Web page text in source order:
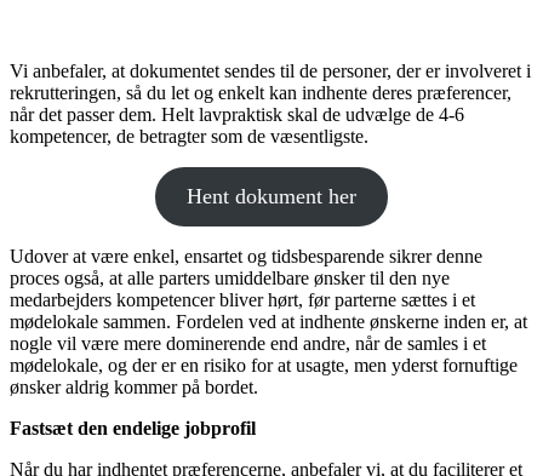
Vi anbefaler, at dokumentet sendes til de personer, der er involveret i
rekrutteringen, så du let og enkelt kan indhente deres præferencer,
når det passer dem. Helt lavpraktisk skal de udvælge de 4-6
kompetencer, de betragter som de væsentligste.
Hent dokument her
Udover at være enkel, ensartet og tidsbesparende sikrer denne
proces også, at alle parters umiddelbare ønsker til den nye
medarbejders kompetencer bliver hørt, før parterne sættes i et
mødelokale sammen. Fordelen ved at indhente ønskerne inden er, at
nogle vil være mere dominerende end andre, når de samles i et
mødelokale, og der er en risiko for at usagte, men yderst fornuftige
ønsker aldrig kommer på bordet.
Fastsæt den endelige jobprofil
Når du har indhentet præferencerne, anbefaler vi, at du faciliterer et